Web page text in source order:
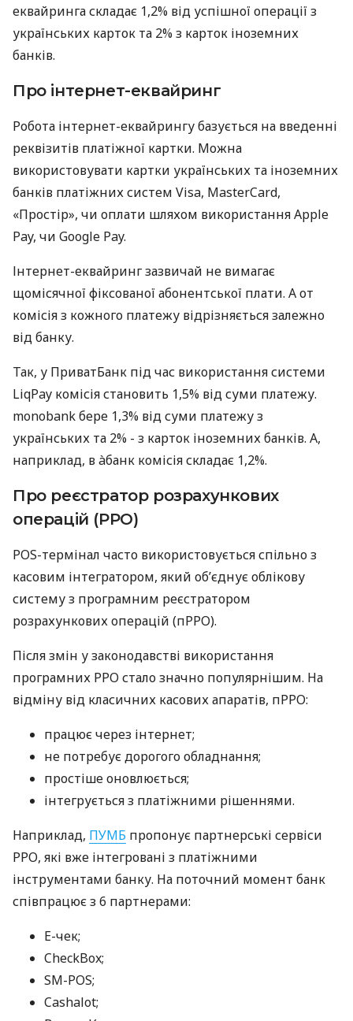
еквайринга складає 1,2% від успішної операції з
українських карток та 2% з карток іноземних
банків.
Про інтернет-еквайринг
Робота інтернет-еквайрингу базується на введенні
реквізитів платіжної картки. Можна
використовувати картки українських та іноземних
банків платіжних систем Visa, MasterCard,
«Простір», чи оплати шляхом використання Apple
Pay, чи Google Pay.
Інтернет-еквайринг зазвичай не вимагає
щомісячної фіксованої абонентської плати. А от
комісія з кожного платежу відрізняється залежно
від банку.
Так, у ПриватБанк під час використання системи
LiqPay комісія становить 1,5% від суми платежу.
monobank бере 1,3% від суми платежу з
українських та 2% - з карток іноземних банків. А,
наприклад, в àбанк комісія складає 1,2%.
Про реєстратор розрахункових
операцій (РРО)
POS-термінал часто використовується спільно з
касовим інтегратором, який об’єднує облікову
систему з програмним реєстратором
розрахункових операцій (пРРО).
Після змін у законодавстві використання
програмних РРО стало значно популярнішим. На
відміну від класичних касових апаратів, пРРО:
працює через інтернет;
не потребує дорогого обладнання;
простіше оновлюється;
інтегрується з платіжними рішеннями.
Наприклад, ПУМБ пропонує партнерські сервіси
РРО, які вже інтегровані з платіжними
інструментами банку. На поточний момент банк
співпрацює з 6 партнерами:
E-чек;
CheckBox;
SM-POS;
Cashalot;